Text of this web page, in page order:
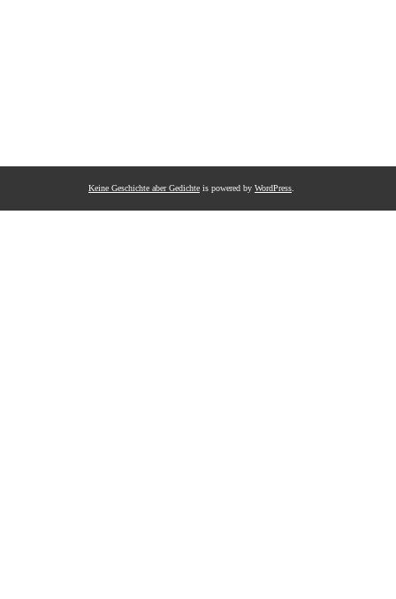
Keine Geschichte aber Gedichte is powered by WordPress